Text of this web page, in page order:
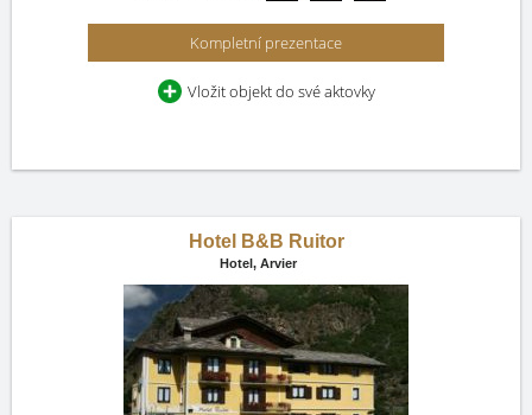
Kompletní prezentace
Vložit objekt do své aktovky
Hotel B&B Ruitor
Hotel, Arvier